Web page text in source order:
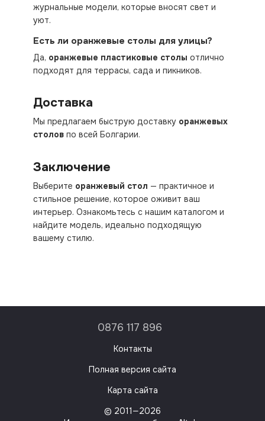
журнальные модели, которые вносят свет и
уют.
Есть ли оранжевые столы для улицы?
Да, оранжевые пластиковые столы отлично
подходят для террасы, сада и пикников.
Доставка
Мы предлагаем быструю доставку оранжевых
столов по всей Болгарии.
Заключение
Выберите оранжевый стол — практичное и
стильное решение, которое оживит ваш
интерьер. Ознакомьтесь с нашим каталогом и
найдите модель, идеально подходящую
вашему стилю.
0876 117 896
Контакты
Полная версия сайта
Карта сайта
© 2011—2026